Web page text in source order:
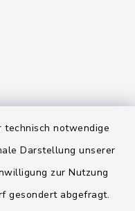
notwendige
Darstellung unserer
zur Nutzung
gesondert abgefragt.